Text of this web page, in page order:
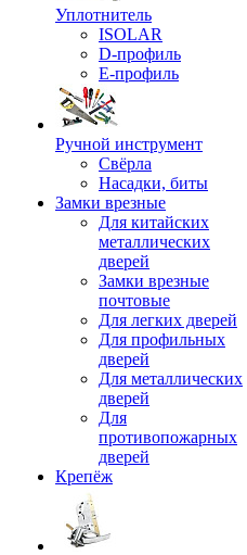
Уплотнитель
ISOLAR
D-профиль
Е-профиль
Ручной инструмент
Свёрла
Насадки, биты
Замки врезные
Для китайских
металлических
дверей
Замки врезные
почтовые
Для легких дверей
Для профильных
дверей
Для металлических
дверей
Для
противопожарных
дверей
Крепёж